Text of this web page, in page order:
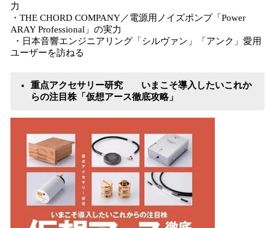
力
・THE CHORD COMPANY／電源用ノイズポンプ「Power
ARAY Professional」の実力
・日本音響エンジニアリング「シルヴァン」「アンク」愛用
ユーザーを訪ねる
重点アクセサリー研究 いまこそ導入したいこれか
らの注目株「仮想アース徹底攻略」